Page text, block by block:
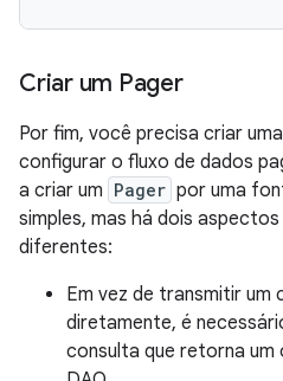
Criar um Pager
Por fim, você precisa criar
configurar o fluxo de dados
a criar um Pager por uma
simples, mas há dois
diferentes:
Em vez de transmitir
diretamente, é
consulta que retorna um